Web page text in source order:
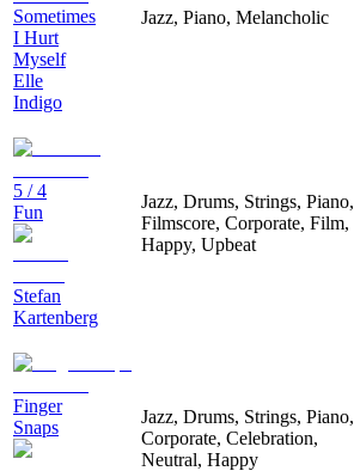
Sometimes
I Hurt
Myself
Elle
Indigo
Jazz, Piano, Melancholic
5 / 4
Fun
Stefan
Kartenberg
Jazz, Drums, Strings, Piano,
Filmscore, Corporate, Film,
Happy, Upbeat
Finger
Snaps
Jazz, Drums, Strings, Piano,
Corporate, Celebration,
Neutral, Happy